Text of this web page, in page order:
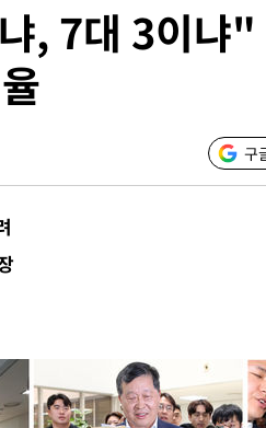
, 7대 3이냐
구